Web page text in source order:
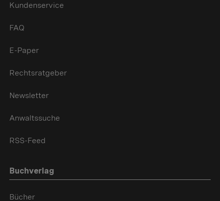
Kundenservice
FAQ
E-Paper
Rechtsratgeber
Newsletter
Anwaltssuche
RSS-Feed
Buchverlag
Bücher